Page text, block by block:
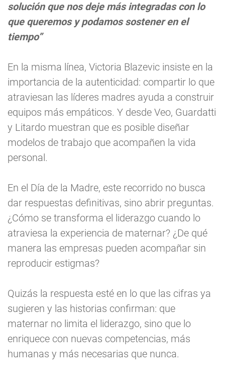
solución que nos deje más integradas con lo
que queremos y podamos sostener en el
tiempo”
En la misma línea, Victoria Blazevic insiste en la
importancia de la autenticidad: compartir lo que
atraviesan las líderes madres ayuda a construir
equipos más empáticos. Y desde Veo, Guardatti
y Litardo muestran que es posible diseñar
modelos de trabajo que acompañen la vida
personal.
En el Día de la Madre, este recorrido no busca
dar respuestas definitivas, sino abrir preguntas.
¿Cómo se transforma el liderazgo cuando lo
atraviesa la experiencia de maternar? ¿De qué
manera las empresas pueden acompañar sin
reproducir estigmas?
Quizás la respuesta esté en lo que las cifras ya
sugieren y las historias confirman: que
maternar no limita el liderazgo, sino que lo
enriquece con nuevas competencias, más
humanas y más necesarias que nunca.